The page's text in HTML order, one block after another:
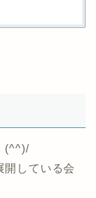
(^^)/
開している会